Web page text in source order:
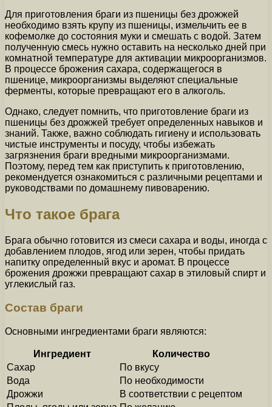
Для приготовления браги из пшеницы без дрожжей
необходимо взять крупу из пшеницы, измельчить ее в
кофемолке до состояния муки и смешать с водой. Затем
полученную смесь нужно оставить на несколько дней при
комнатной температуре для активации микроорганизмов.
В процессе брожения сахара, содержащегося в
пшенице, микроорганизмы выделяют специальные
ферменты, которые превращают его в алкоголь.
Однако, следует помнить, что приготовление браги из
пшеницы без дрожжей требует определенных навыков и
знаний. Также, важно соблюдать гигиену и использовать
чистые инструменты и посуду, чтобы избежать
загрязнения браги вредными микроорганизмами.
Поэтому, перед тем как приступить к приготовлению,
рекомендуется ознакомиться с различными рецептами и
руководствами по домашнему пивоварению.
Что такое брага
Брага обычно готовится из смеси сахара и воды, иногда с
добавлением плодов, ягод или зерен, чтобы придать
напитку определенный вкус и аромат. В процессе
брожения дрожжи превращают сахар в этиловый спирт и
углекислый газ.
Состав браги
Основными ингредиентами браги являются:
Ингредиент
Количество
Сахар
По вкусу
Вода
По необходимости
Дрожжи
В соответствии с рецептом